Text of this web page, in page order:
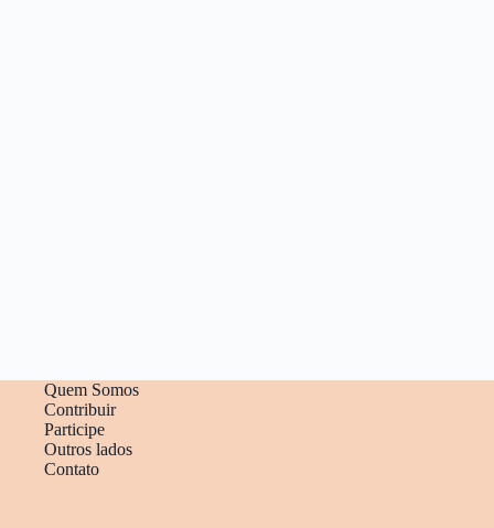
Quem Somos
Contribuir
Participe
Outros lados
Contato